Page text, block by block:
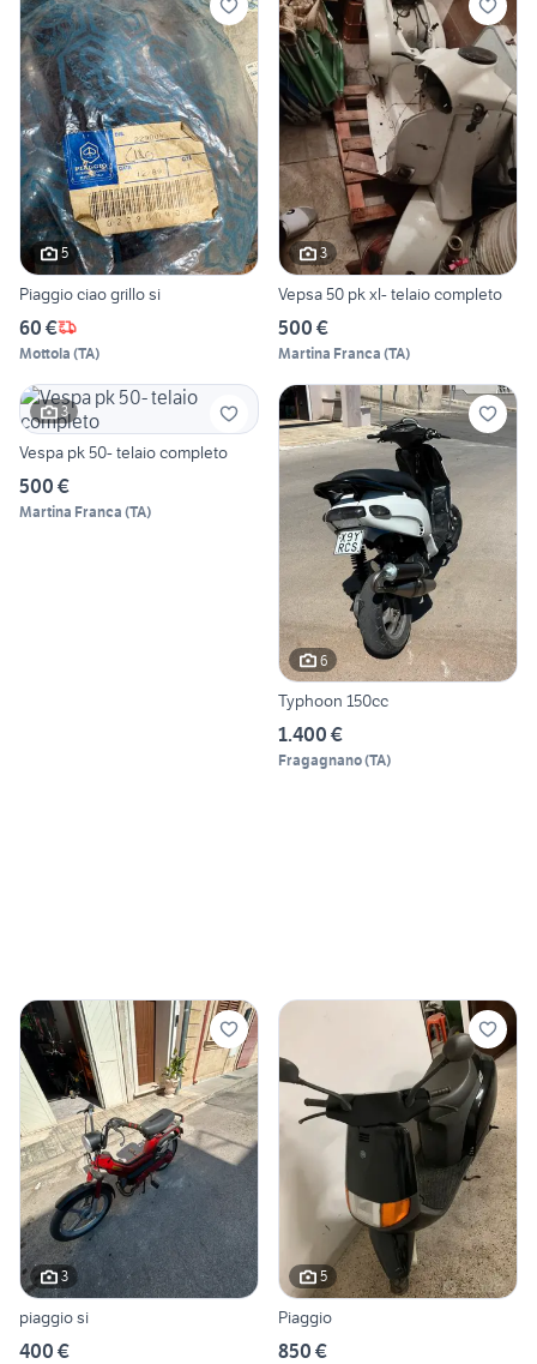
5
Piaggio ciao grillo si
60 €
Mottola (TA)
3
Vepsa 50 pk xl- telaio completo
500 €
Martina Franca (TA)
3
Vespa pk 50- telaio completo
500 €
Martina Franca (TA)
6
Typhoon 150cc
1.400 €
Fragagnano(TA)
3
piaggio si
400 €
5
Piaggio
850 €